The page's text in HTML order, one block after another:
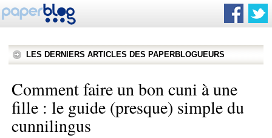
LES DERNIERS ARTICLES DES PAPERBLOGUEURS
Comment faire un bon cuni à une
fille : le guide (presque) simple du
cunnilingus